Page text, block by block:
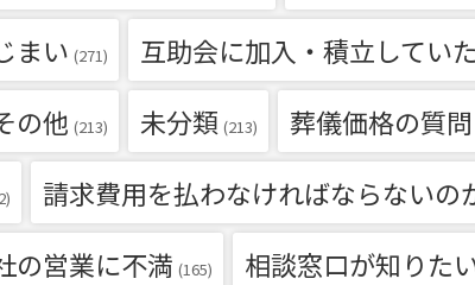
まい (271) 互助会に加入・積立してい
の他 (213) 未分類 (213) 葬儀価格の質
請求費用を払わなければならないの
の営業に不満 (165) 相談窓口が知りた